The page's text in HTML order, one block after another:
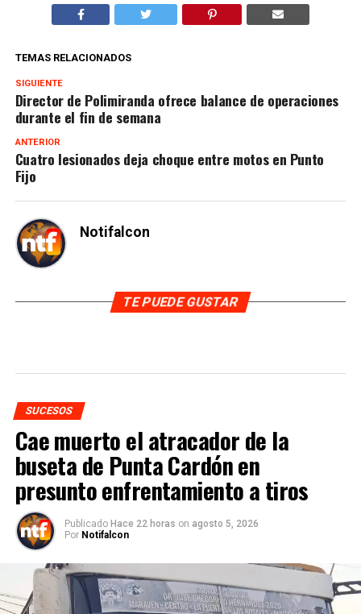
TEMAS RELACIONADOS
SIGUIENTE
Director de Polimiranda ofrece balance de operaciones
durante el fin de semana
ANTERIOR
Cuatro lesionados deja choque entre motos en Punto
Fijo
Notifalcon
TE PUEDE GUSTAR
SUCESOS
Cae muerto el atracador de la
buseta de Punta Cardón en
presunto enfrentamiento a tiros
Publicado Hace 22 horas on agosto 5, 2026
Por Notifalcon